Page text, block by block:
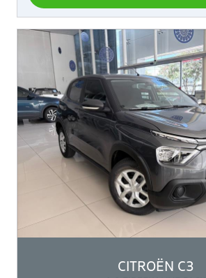
CITROËN C3